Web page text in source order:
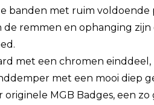
banden met ruim voldoende
de remmen en ophanging
met een chromen
met een mooi diep
originele MGB Badges, een